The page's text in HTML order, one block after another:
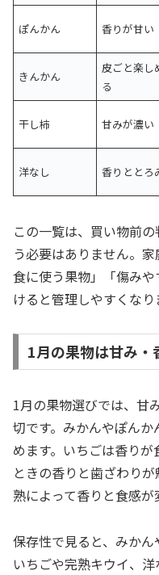
ぽんかん 香りが甘い
きんかん
皮ごと楽し
る
干し柿 甘みが濃い
洋なし 香りととろ
この一覧は、買い物前
う必要はありません。
食に使う果物」「傷み
けると管理しやすくなり
1月の果物は甘み・
1月の果物選びでは、甘
切です。みかんやぽん
めます。いちごは香り
ときの香りと歯ざわり
熟によって香りと食感が
保存性で見ると、みかん
いちごや完熟キウイ、洋